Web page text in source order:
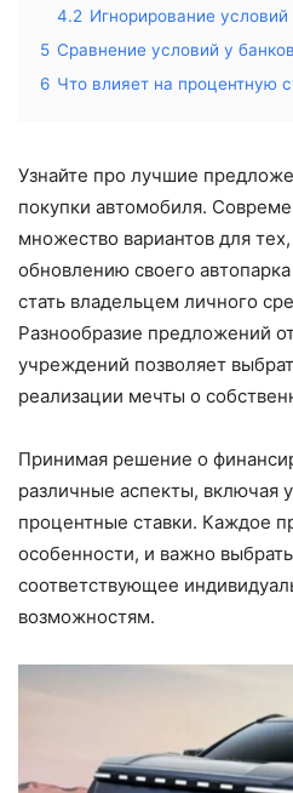
4.2 Игнорирование условий
5 Сравнение условий у банков
6 Что влияет на процентную
Узнайте про лучшие
покупки автомобиля.
множество вариантов для
обновлению своего
стать владельцем личного
Разнообразие предложений
учреждений позволяет
реализации мечты о
Принимая решение о
различные аспекты, включая
процентные ставки. Каждое
особенности, и важно
соответствующее
возможностям.